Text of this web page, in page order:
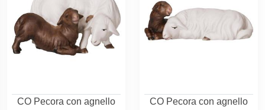
CO Pecora con agnello
CO Pecora con agnello